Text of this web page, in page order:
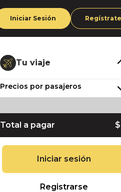
Iniciar Sesión Regístrate
Tu viaje
Precios por pasajeros
Total a pagar
Iniciar sesión
Registrarse